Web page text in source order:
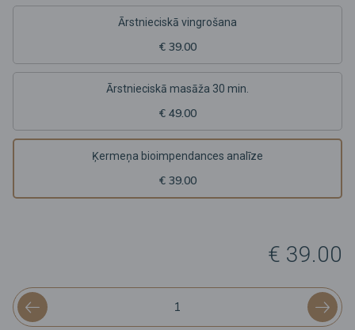
Ārstnieciskā vingrošana
€ 39.00
Ārstnieciskā masāža 30 min.
€ 49.00
Ķermeņa bioimpendances analīze
€ 39.00
€ 39.00